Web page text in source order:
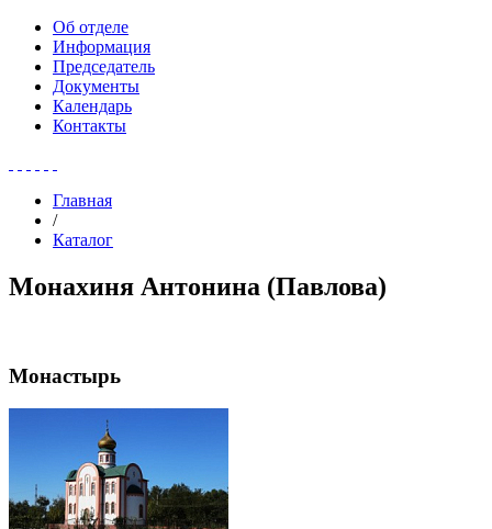
Об отделе
Информация
Председатель
Документы
Календарь
Контакты
Главная
/
Каталог
Монахиня Антонина (Павлова)
Монастырь